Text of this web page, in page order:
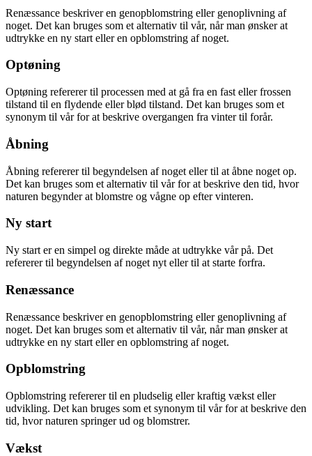
Renæssance beskriver en genopblomstring eller genoplivning af
noget. Det kan bruges som et alternativ til vår, når man ønsker at
udtrykke en ny start eller en opblomstring af noget.
Optøning
Optøning refererer til processen med at gå fra en fast eller frossen
tilstand til en flydende eller blød tilstand. Det kan bruges som et
synonym til vår for at beskrive overgangen fra vinter til forår.
Åbning
Åbning refererer til begyndelsen af noget eller til at åbne noget op.
Det kan bruges som et alternativ til vår for at beskrive den tid, hvor
naturen begynder at blomstre og vågne op efter vinteren.
Ny start
Ny start er en simpel og direkte måde at udtrykke vår på. Det
refererer til begyndelsen af noget nyt eller til at starte forfra.
Renæssance
Renæssance beskriver en genopblomstring eller genoplivning af
noget. Det kan bruges som et alternativ til vår, når man ønsker at
udtrykke en ny start eller en opblomstring af noget.
Opblomstring
Opblomstring refererer til en pludselig eller kraftig vækst eller
udvikling. Det kan bruges som et synonym til vår for at beskrive den
tid, hvor naturen springer ud og blomstrer.
Vækst